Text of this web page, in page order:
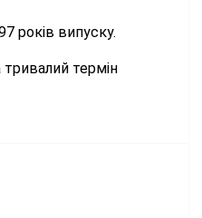
років випуску.
тривалий термін